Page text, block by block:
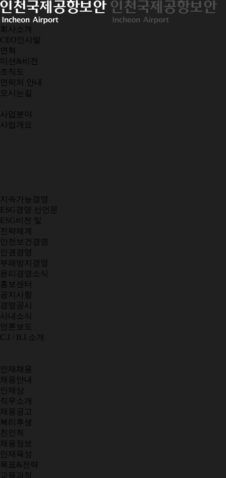
회사소개
CEO인사말
연혁
미션&비전
조직도
연락처 안내
오시는길
사업분야
사업개요
지속가능경영
ESG경영 선언문
ESG비전 및
전략체계
안전보건경영
인권경영
부패방지경영
윤리경영소식
홍보센터
공지사항
경영공시
사내소식
언론보도
C.I / B.I 소개
인재채용
채용안내
인재상
직무소개
채용공고
복리후생
친인척
채용정보
인재육성
목표&전략
교육과정